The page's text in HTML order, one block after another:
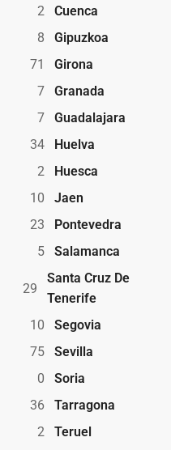
2
Cuenca
8
Gipuzkoa
71
Girona
7
Granada
7
Guadalajara
34
Huelva
2
Huesca
10
Jaen
23
Pontevedra
5
Salamanca
29
Santa Cruz De
Tenerife
10
Segovia
75
Sevilla
0
Soria
36
Tarragona
2
Teruel